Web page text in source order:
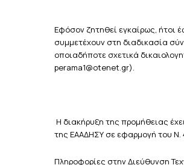
Εφόσον ζητηθεί εγκαίρως, ήτοι
συμμετέχουν στη διαδικασία
οποιαδήποτε σχετικά
perama1@otenet.gr).
Η διακήρυξη της προμήθειας
της ΕΑΑΔΗΣΥ σε εφαρμογή του Ν.
Πληροφορίες στην Διεύθυνση